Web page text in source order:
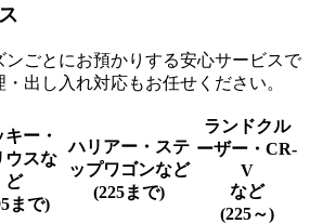
ンごとにお預かりする安⼼サービスで
出し⼊れ対応もお任せください。
キー・
ウスな
ど
まで)
ハリアー・ステ
ップワゴンなど
(225まで)
ランドクル
ーザー・CR-
V
など
(225～)